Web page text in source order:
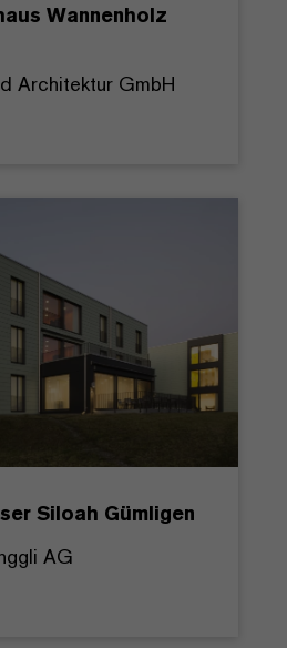
Wannenholz
Architektur GmbH
Siloah Gümligen
AG